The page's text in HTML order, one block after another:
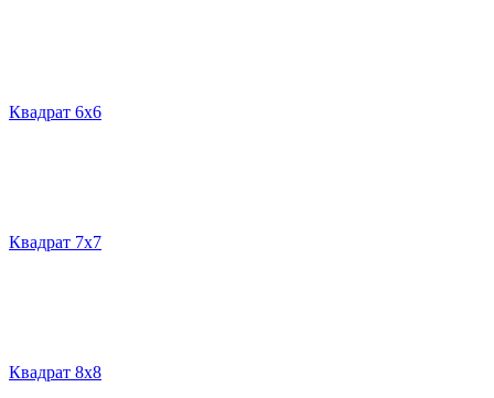
Квадрат 6х6
Квадрат 7х7
Квадрат 8х8